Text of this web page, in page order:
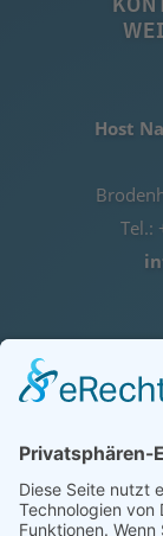
Host
Tel.: